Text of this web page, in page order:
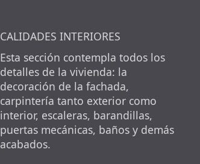
CALIDADES INTERIORES
Esta sección contempla todos los
detalles de la vivienda: la
decoración de la fachada,
carpintería tanto exterior como
interior, escaleras, barandillas,
puertas mecánicas, baños y demás
acabados.